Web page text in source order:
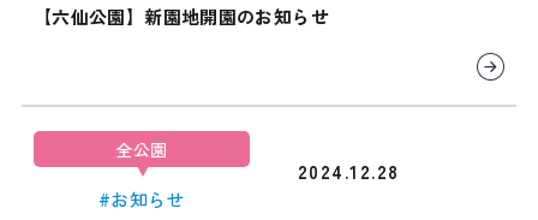
【六仙公園】新園地開園のお知らせ
全公園
#お知らせ
2024.12.28